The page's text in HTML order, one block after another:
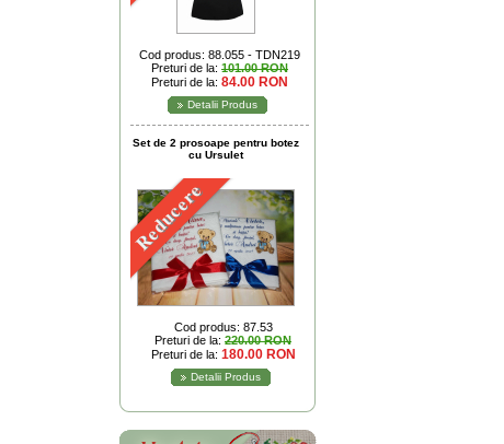
Cod produs: 88.055 - TDN219
Preturi de la: 101.00 RON
Preturi de la: 84.00 RON
Detalii Produs
Set de 2 prosoape pentru botez
cu Ursulet
Reducere
Cod produs: 87.53
Preturi de la: 220.00 RON
Preturi de la: 180.00 RON
Detalii Produs